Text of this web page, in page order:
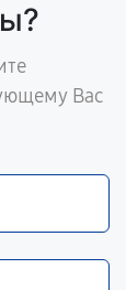
Вас